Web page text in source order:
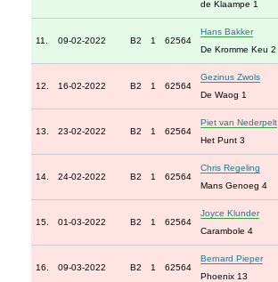
de Klaampe 1
11. 09-02-2022 B2 1 62564
Hans Bakker
De Kromme Keu 2
12. 16-02-2022 B2 1 62564
Gezinus Zwols
De Waog 1
13. 23-02-2022 B2 1 62564
Piet van Nederpelt
Het Punt 3
14. 24-02-2022 B2 1 62564
Chris Regeling
Mans Genoeg 4
15. 01-03-2022 B2 1 62564
Joyce Klunder
Carambole 4
16. 09-03-2022 B2 1 62564
Bernard Pieper
Phoenix 13